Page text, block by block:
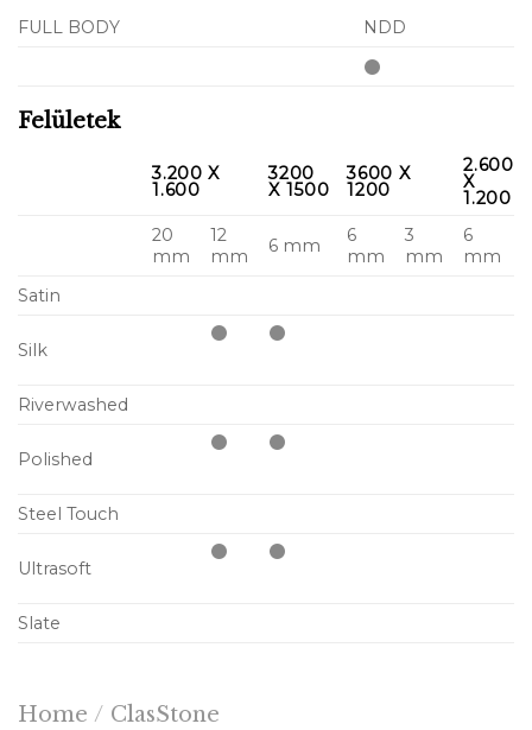
Home / ClasStone
FULL BODY NDD
Felületek
3.200 X
1.600
3200
X 1500
3600 X
1200
2.600
X
1.200
20
mm
12
mm
6 mm
6
mm
3
mm
6
mm
Satin
Silk
Riverwashed
Polished
Steel Touch
Ultrasoft
Slate